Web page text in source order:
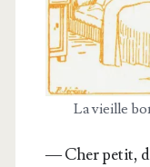
La vieille
— Cher petit,